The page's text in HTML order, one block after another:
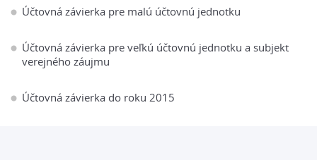
Účtovná závierka pre malú účtovnú jednotku
Účtovná závierka pre veľkú účtovnú jednotku a subjekt
verejného záujmu
Účtovná závierka do roku 2015